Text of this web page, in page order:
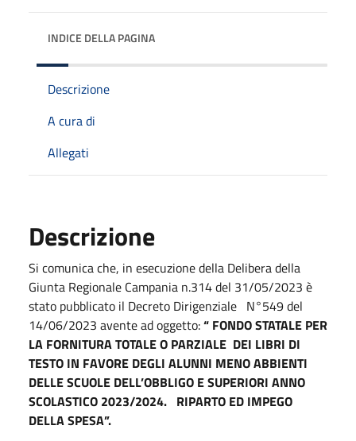
INDICE DELLA PAGINA
Descrizione
A cura di
Allegati
Descrizione
Si comunica che, in esecuzione della Delibera della
Giunta Regionale Campania n.314 del 31/05/2023 è
stato pubblicato il Decreto Dirigenziale N°549 del
14/06/2023 avente ad oggetto:“ FONDO STATALE PER
LA FORNITURA TOTALE O PARZIALE DEI LIBRI DI
TESTO IN FAVORE DEGLI ALUNNI MENO ABBIENTI
DELLE SCUOLE DELL’OBBLIGO E SUPERIORI ANNO
SCOLASTICO 2023/2024. RIPARTO ED IMPEGO
DELLA SPESA”.